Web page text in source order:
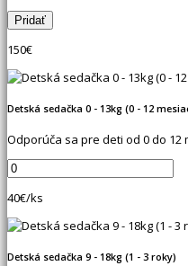
150€
Detská sedačka 0 - 13kg (0 - 12
Odporúča sa pre deti od 0 do 12
40€/ks
Detská sedačka 9 - 18kg (1 - 3 roky)